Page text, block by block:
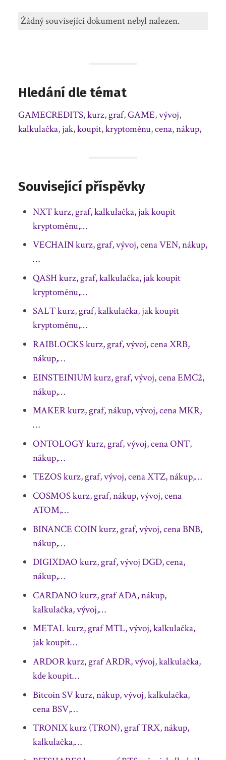
Žádný související dokument nebyl nalezen.
Hledání dle témat
GAMECREDITS,kurz, graf,GAME,vývoj,
kalkulačka,jak,koupit,kryptoměnu,cena,nákup,
Související příspěvky
NXT kurz, graf, kalkulačka, jak koupit
kryptoměnu,…
VECHAIN kurz, graf, vývoj, cena VEN, nákup,
…
QASH kurz, graf, kalkulačka, jak koupit
kryptoměnu,…
SALT kurz, graf, kalkulačka, jak koupit
kryptoměnu,…
RAIBLOCKS kurz, graf, vývoj, cena XRB,
nákup,…
EINSTEINIUM kurz, graf, vývoj, cena EMC2,
nákup,…
MAKER kurz, graf, nákup, vývoj, cena MKR,
…
ONTOLOGY kurz, graf, vývoj, cena ONT,
nákup,…
TEZOS kurz, graf, vývoj, cena XTZ, nákup,…
COSMOS kurz, graf, nákup, vývoj, cena
ATOM,…
BINANCE COIN kurz, graf, vývoj, cena BNB,
nákup,…
DIGIXDAO kurz, graf, vývoj DGD, cena,
nákup,…
CARDANO kurz, graf ADA, nákup,
kalkulačka, vývoj,…
METAL kurz, graf MTL, vývoj, kalkulačka,
jak koupit…
ARDOR kurz, graf ARDR, vývoj, kalkulačka,
kde koupit…
Bitcoin SV kurz, nákup, vývoj, kalkulačka,
cena BSV,…
TRONIX kurz (TRON), graf TRX, nákup,
kalkulačka,…